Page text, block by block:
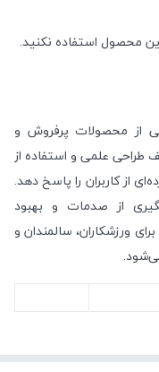
محصول استفاده نکنید.
از محصولات پرفروش و
طراحی علمی و استفاده از
از کاربران را پاسخ دهد.
از صدمات و بهبود
ورزشکاران، سالمندان و